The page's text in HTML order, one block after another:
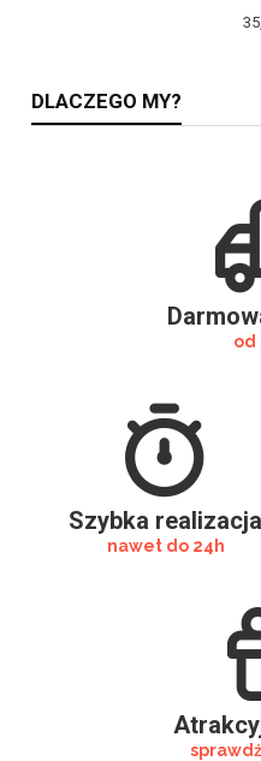
DLACZEGO MY?
od
Szybka realizacja
nawet do 24h